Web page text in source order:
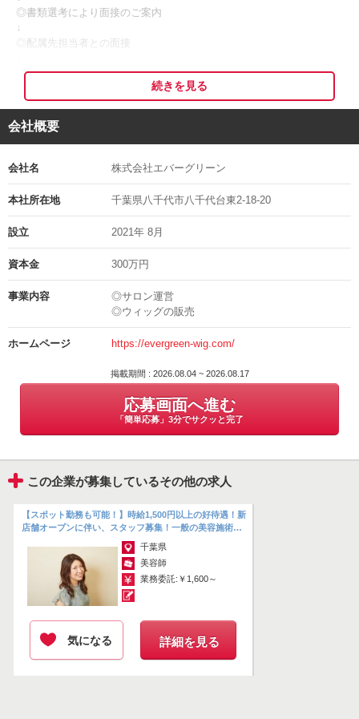
店長候補としてキャリアアップを目指す方から、家庭と両立したいパ
ート希望の方まで、幅広く募集しています。
方は優遇！
スタイリストの方も月給27万円からと、安定した高水準の給与体系を
整えています^^
また、パートの方は週2日から、1日4時間から勤務が可能です。
「小学生以上のお子様がいて、放課後の時間までに帰宅したい」
そんなママさんスタイリストも大歓迎です。
試用期間中の給与変動もなく、社会保険完備や産休・育休制度など、
長く安心して働ける環境を整えています！
現サロンでは、ウィッグカットや販売をメインに行っております。
オーナー自身が脱毛症の当事者であり、ユーザー目線で自社ウィッグ
開発を手掛けている会社です。
そんなオーナー自らのこだわりがつまった商品だからこそ、自信を持
サロンには、5歳から75歳まで、脱毛症でお悩みの幅広い層のお客様
その品質の良さと当事者目線のこだわりから、全国からのお客様が後
を絶たないサロンです。
手掛ける「ハイブリッドサロン」
まずは一般美容からスタートし、徐々にウィッグに触れてみたいとい
少しでもご興味をもっていただけましたら、お気軽にお問い合わせく
皆さまからのご応募お待ちしております^^♪
掲載期間 : 2026.08.04 ~ 2026.08.17
◎書類選考により面接のご案内
↓
◎配属先担当者との面接
◎採用決定
◎入社
※応募者多数の場合、書類選考を通過された方のみにご連絡する可能
す。
※面接日等は考慮しますのでご相談ください。
選考時にお伝えいたします
担当の部署や氏名
電話番号
続きを見る
会社概要
会社名 株式会社エバーグリーン
本社所在地 千葉県八千代市八千代台東2-18-20
設立 2021年 8月
資本金 300万円
事業内容
◎サロン運営
◎ウィッグの販売
ホームページ https://evergreen-wig.com/
掲載期間 : 2026.08.04 ~ 2026.08.17
応募画面へ進む
「簡単応募」3分でサクッと完了
この企業が募集しているその他の求人
【スポット勤務も可能！】時給1,500円以上の好待遇！新
店舗オープンに伴い、スタッフ募集！一般の美容施術に
加え、ウィッグカットも手掛け...
千葉県
美容師
業務委託:￥1,600～
気になる 詳細を見る